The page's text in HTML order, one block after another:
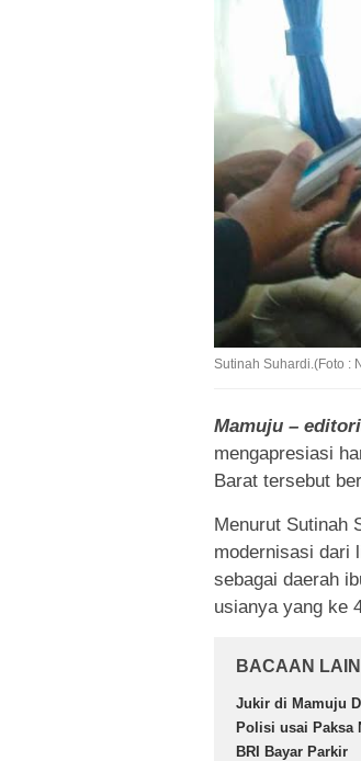
Sutinah Suhardi.(Foto :
Mamuju –
mengapresiasi
Barat tersebut
Menurut Sutinah
modernisasi dari
sebagai daerah
usianya yang ke
BACAAN
Jukir di Mamuju
Polisi usai Paksa
BRI Bayar Parkir